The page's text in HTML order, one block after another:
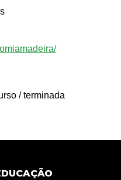
/ terminada